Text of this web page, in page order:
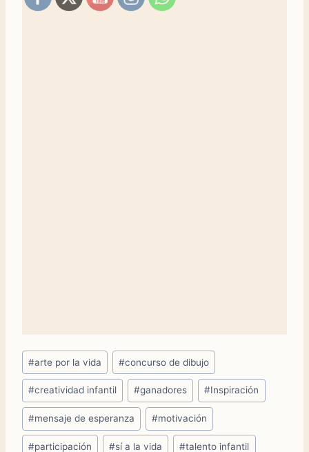
Etiquetas
de
la
entrada:
#arte por la vida #concurso de dibujo
#creatividad infantil #ganadores #Inspiración
#mensaje de esperanza #motivación
#participación #sí a la vida #talento infantil